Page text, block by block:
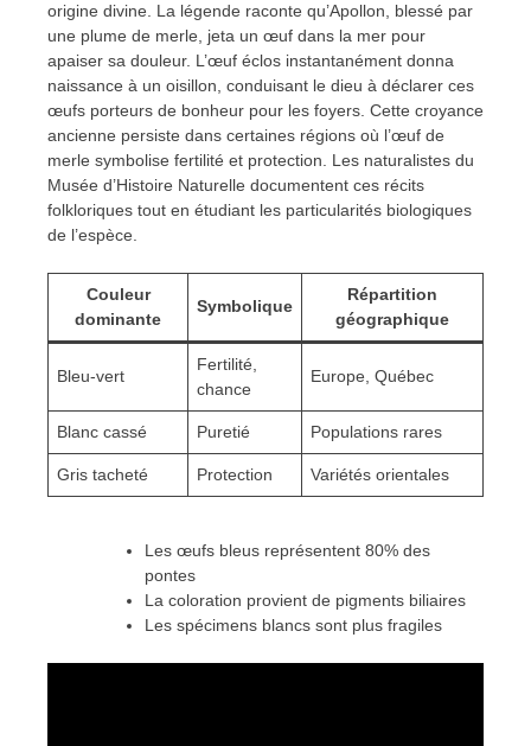
origine divine. La légende raconte qu’Apollon, blessé par
une plume de merle, jeta un œuf dans la mer pour
apaiser sa douleur. L’œuf éclos instantanément donna
naissance à un oisillon, conduisant le dieu à déclarer ces
œufs porteurs de bonheur pour les foyers. Cette croyance
ancienne persiste dans certaines régions où l’œuf de
merle symbolise fertilité et protection. Les naturalistes du
Musée d’Histoire Naturelle documentent ces récits
folkloriques tout en étudiant les particularités biologiques
de l’espèce.
Couleur
dominante
Symbolique
Répartition
géographique
Bleu-vert
Fertilité,
chance
Europe, Québec
Blanc cassé Puretié Populations rares
Gris tacheté Protection Variétés orientales
Les œufs bleus représentent 80% des
pontes
La coloration provient de pigments biliaires
Les spécimens blancs sont plus fragiles